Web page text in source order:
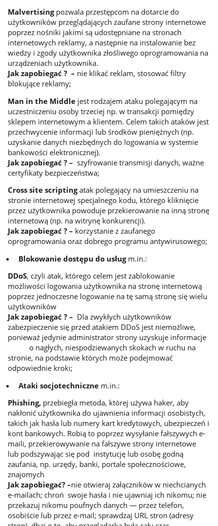
Malvertisingpozwala przestępcom na dotarcie do
użytkowników przeglądających zaufane strony internetowe
poprzez nośniki jakimi są udostępniane na stronach
internetowych reklamy, a następnie na instalowanie bez
wiedzy i zgody użytkownika złośliwego oprogramowania na
urządzeniach użytkownika.
Jak zapobiegać ? – nie klikać reklam, stosować filtry
blokujące reklamy;
Man in the Middlejest rodzajem ataku polegającym na
uczestniczeniu osoby trzeciej np. w transakcji pomiędzy
sklepem internetowym a klientem. Celem takich ataków jest
przechwycenie informacji lub środków pieniężnych (np.
uzyskanie danych niezbędnych do logowania w systemie
bankowości elektronicznej).
Jak zapobiegać ? – szyfrowanie transmisji danych, ważne
certyfikaty bezpieczeństwa;
Cross site scriptingatak polegający na umieszczeniu na
stronie internetowej specjalnego kodu, którego kliknięcie
przez użytkownika powoduje przekierowanie na inną stronę
internetową (np. na witrynę konkurencji).
Jak zapobiegać ? – korzystanie z zaufanego
oprogramowania oraz dobrego programu antywirusowego;
Blokowanie dostępu do usług m.in.:
DDoS, czyli atak, którego celem jest zablokowanie
możliwości logowania użytkownika na stronę internetową
poprzez jednoczesne logowanie na tę samą stronę się wielu
użytkowników
Jak zapobiegać ? – Dla zwykłych użytkowników
zabezpieczenie się przed atakiem DDoS jest niemożliwe,
ponieważ jedynie administrator strony uzyskuje informacje
o nagłych, niespodziewanych skokach w ruchu na
stronie, na podstawie których może podejmować
odpowiednie kroki;
Ataki socjotechniczne m.in.:
Phishing,przebiegła metoda, której używa haker, aby
nakłonić użytkownika do ujawnienia informacji osobistych,
takich jak hasła lub numery kart kredytowych, ubezpieczeń i
kont bankowych. Robią to poprzez wysyłanie fałszywych e-
maili, przekierowywanie na fałszywe strony internetowe
lub podszywając się pod instytucję lub osobę godną
zaufania, np. urzędy, banki, portale społecznościowe,
znajomych
Jak zapobiegać? –nie otwieraj załączników w niechcianych
e-mailach; chroń swoje hasła i nie ujawniaj ich nikomu; nie
przekazuj nikomu poufnych danych — przez telefon,
osobiście lub przez e-mail; sprawdzaj URL stron (adresy